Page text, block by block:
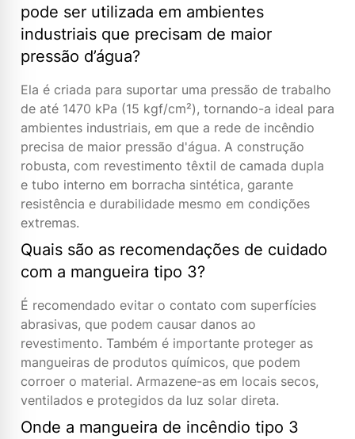
pode ser utilizada em ambientes
industriais que precisam de maior
pressão d’água?
Ela é criada para suportar uma pressão de trabalho
de até 1470 kPa (15 kgf/cm²), tornando-a ideal para
ambientes industriais, em que a rede de incêndio
precisa de maior pressão d'água. A construção
robusta, com revestimento têxtil de camada dupla
e tubo interno em borracha sintética, garante
resistência e durabilidade mesmo em condições
extremas.
Quais são as recomendações de cuidado
com a mangueira tipo 3?
É recomendado evitar o contato com superfícies
abrasivas, que podem causar danos ao
revestimento. Também é importante proteger as
mangueiras de produtos químicos, que podem
corroer o material. Armazene-as em locais secos,
ventilados e protegidos da luz solar direta.
Onde a mangueira de incêndio tipo 3